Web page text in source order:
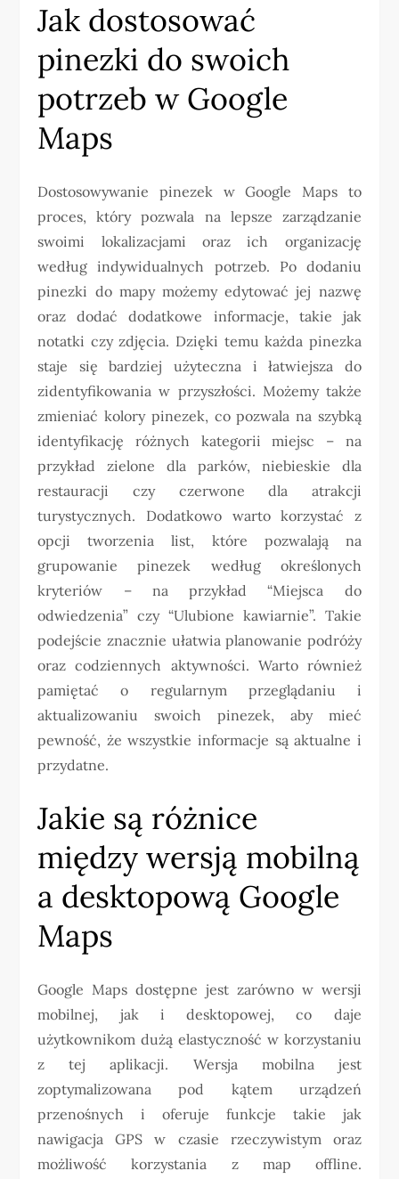
Jak dostosować
pinezki do swoich
potrzeb w Google
Maps
Dostosowywanie pinezek w Google Maps to
proces, który pozwala na lepsze zarządzanie
swoimi lokalizacjami oraz ich organizację
według indywidualnych potrzeb. Po dodaniu
pinezki do mapy możemy edytować jej nazwę
oraz dodać dodatkowe informacje, takie jak
notatki czy zdjęcia. Dzięki temu każda pinezka
staje się bardziej użyteczna i łatwiejsza do
zidentyfikowania w przyszłości. Możemy także
zmieniać kolory pinezek, co pozwala na szybką
identyfikację różnych kategorii miejsc – na
przykład zielone dla parków, niebieskie dla
restauracji czy czerwone dla atrakcji
turystycznych. Dodatkowo warto korzystać z
opcji tworzenia list, które pozwalają na
grupowanie pinezek według określonych
kryteriów – na przykład “Miejsca do
odwiedzenia” czy “Ulubione kawiarnie”. Takie
podejście znacznie ułatwia planowanie podróży
oraz codziennych aktywności. Warto również
pamiętać o regularnym przeglądaniu i
aktualizowaniu swoich pinezek, aby mieć
pewność, że wszystkie informacje są aktualne i
przydatne.
Jakie są różnice
między wersją mobilną
a desktopową Google
Maps
Google Maps dostępne jest zarówno w wersji
mobilnej, jak i desktopowej, co daje
użytkownikom dużą elastyczność w korzystaniu
z tej aplikacji. Wersja mobilna jest
zoptymalizowana pod kątem urządzeń
przenośnych i oferuje funkcje takie jak
nawigacja GPS w czasie rzeczywistym oraz
możliwość korzystania z map offline.